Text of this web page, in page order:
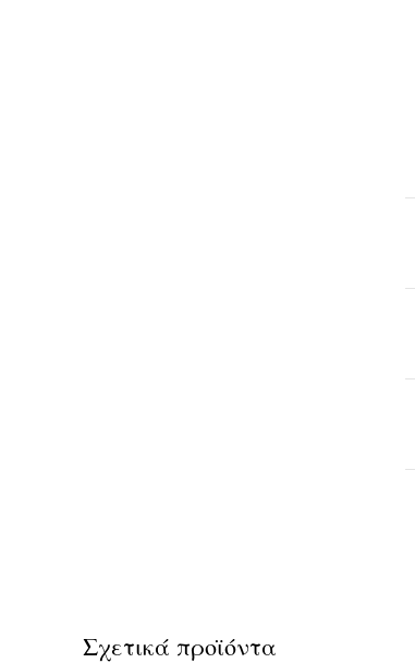
Σχετικά προϊόντα